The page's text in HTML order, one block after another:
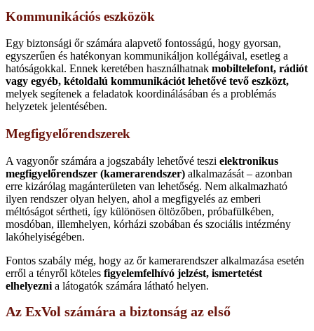
Kommunikációs eszközök
Egy biztonsági őr számára alapvető fontosságú, hogy gyorsan,
egyszerűen és hatékonyan kommunikáljon kollégáival, esetleg a
hatóságokkal. Ennek keretében használhatnak mobiltelefont, rádiót
vagy egyéb, kétoldalú kommunikációt lehetővé tevő eszközt,
melyek segítenek a feladatok koordinálásában és a problémás
helyzetek jelentésében.
Megfigyelőrendszerek
A vagyonőr számára a jogszabály lehetővé teszi elektronikus
megfigyelőrendszer (kamerarendszer) alkalmazását – azonban
erre kizárólag magánterületen van lehetőség. Nem alkalmazható
ilyen rendszer olyan helyen, ahol a megfigyelés az emberi
méltóságot sértheti, így különösen öltözőben, próbafülkében,
mosdóban, illemhelyen, kórházi szobában és szociális intézmény
lakóhelyiségében.
Fontos szabály még, hogy az őr kamerarendszer alkalmazása esetén
erről a tényről köteles figyelemfelhívó jelzést, ismertetést
elhelyezni a látogatók számára látható helyen.
Az ExVol számára a biztonság az első